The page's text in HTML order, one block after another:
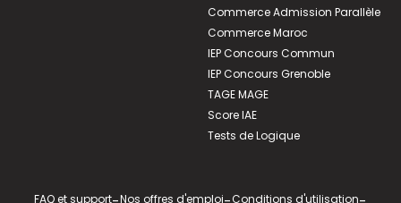
Commerce Admission Parallèle
Commerce Maroc
IEP Concours Commun
IEP Concours Grenoble
TAGE MAGE
Score IAE
Tests de Logique
FAQ et support Nos offres d'emploi Conditions d'utilisation